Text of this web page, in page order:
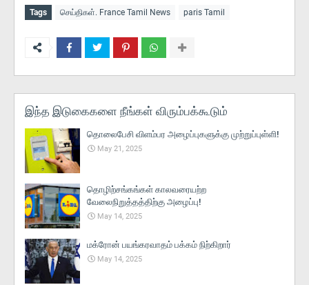
Tags செய்திகள். France Tamil News paris Tamil
இந்த இடுகைகளை நீங்கள் விரும்பக்கூடும்
தொலைபேசி விளம்பர அழைப்புகளுக்கு முற்றுப்புள்ளி!
May 21, 2025
தொழிற்சங்கங்கள் காலவரையற்ற
வேலைநிறுத்தத்திற்கு அழைப்பு!
May 14, 2025
மக்ரோன் பயங்கரவாதம் பக்கம் நிற்கிறார்
May 14, 2025